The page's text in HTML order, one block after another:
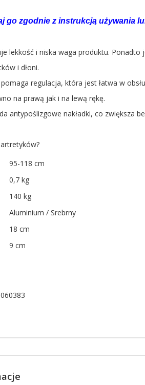
go zgodnie z instrukcją używania
lekkość i niska waga produktu. Ponadto
i dłoni.
regulacja, która jest łatwa w
na prawą jak i na lewą rękę.
antypoślizgowe nakładki, co zwiększa
95-118 cm
0,7 kg
140 kg
Aluminium / Srebrny
18 cm
9 cm